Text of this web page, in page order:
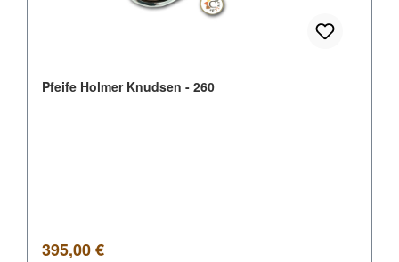
Pfeife Holmer Knudsen - 260
Regulärer Preis:
395,00 €